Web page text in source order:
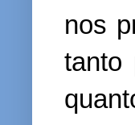
nos
tanto